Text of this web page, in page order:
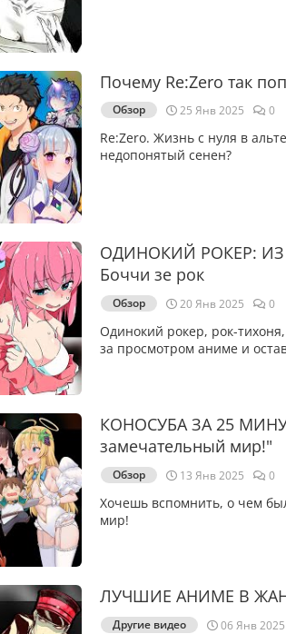
Почему Re:Zero так
Обзор 25 Янв 2025 0
Re:Zero. Жизнь с нуля в
недопонятый сенен?
ОДИНОКИЙ РОКЕР:
Боччи зе рок
Обзор 20 Янв 2025 0
Одинокий рокер, рок-
за просмотром аниме и
КОНОСУБА ЗА 25
замечательный мир!"
Обзор 13 Янв 2025 0
Хочешь вспомнить, о чем
мир!
ЛУЧШИЕ АНИМЕ В
Другие видео 06 Янв 2025